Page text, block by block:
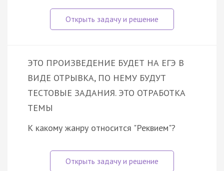
ЭТО ПРОИЗВЕДЕНИЕ БУДЕТ НА ЕГЭ В
ВИДЕ ОТРЫВКА, ПО НЕМУ БУДУТ
ТЕСТОВЫЕ ЗАДАНИЯ. ЭТО ОТРАБОТКА
ТЕМЫ
К какому жанру относится "Реквием"?